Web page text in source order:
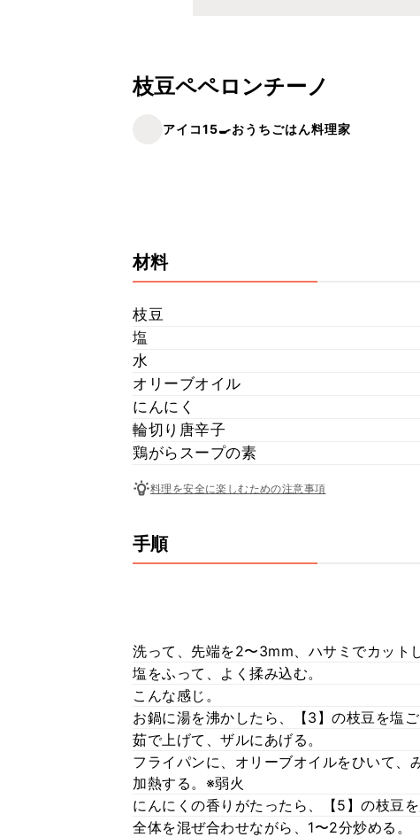
枝豆ペペロンチーノ
アイコ15🍳おうちごはん料理家
材料
枝豆
塩
水
オリーブオイル
にんにく
輪切り唐辛子
鶏がらスープの素
料理を安全に楽しむための注意事項
手順
洗って、先端を2〜3mm、ハサミでカット
塩をふって、よく揉み込む。
こんな感じ。
お鍋に湯を沸かしたら、【3】の枝豆を塩
茹で上げて、ザルにあげる。
フライパンに、オリーブオイルをひいて、
加熱する。※弱火
にんにくの香りがたったら、【5】の枝豆
全体を混ぜ合わせながら、1〜2分炒める。